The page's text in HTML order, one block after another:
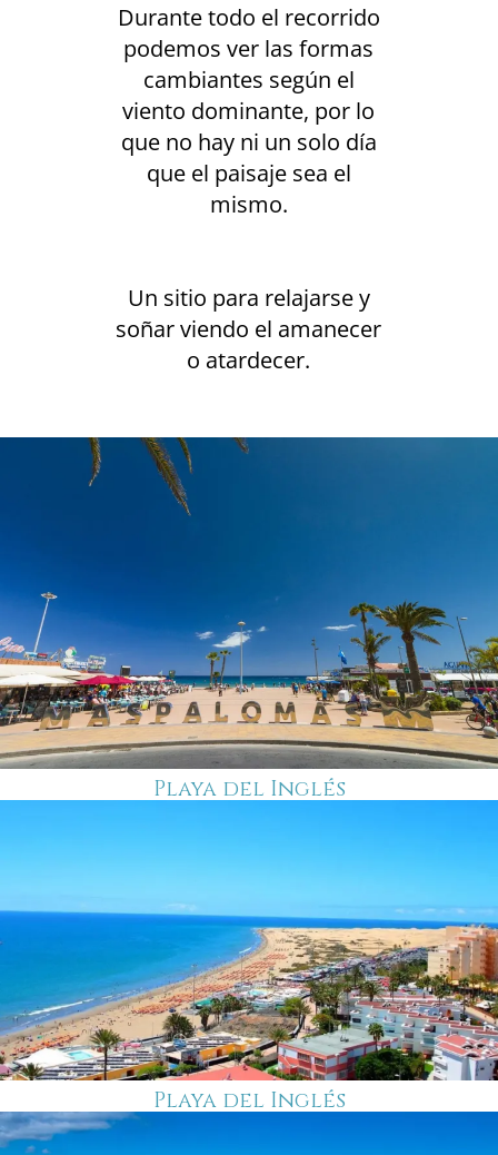
Durante todo el recorrido
podemos ver las formas
cambiantes según el
viento dominante, por lo
que no hay ni un solo día
que el paisaje sea el
mismo.
Un sitio para relajarse y
soñar viendo el amanecer
o atardecer.
Playa del Inglés
Playa del Inglés